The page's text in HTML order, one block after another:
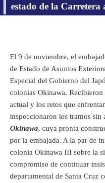
estado de la Carretera
El 9 de noviembre, el
de Estado de Asuntos
Especial del Gobierno del
colonias Okinawa.
actual y los retos que
inspeccionaron los tramos sin
Okinawa, cuya pronta
por la embajada. A la par de
colonia Okinawa III sobre la
compromiso de continuar
departamental de Santa Cruz